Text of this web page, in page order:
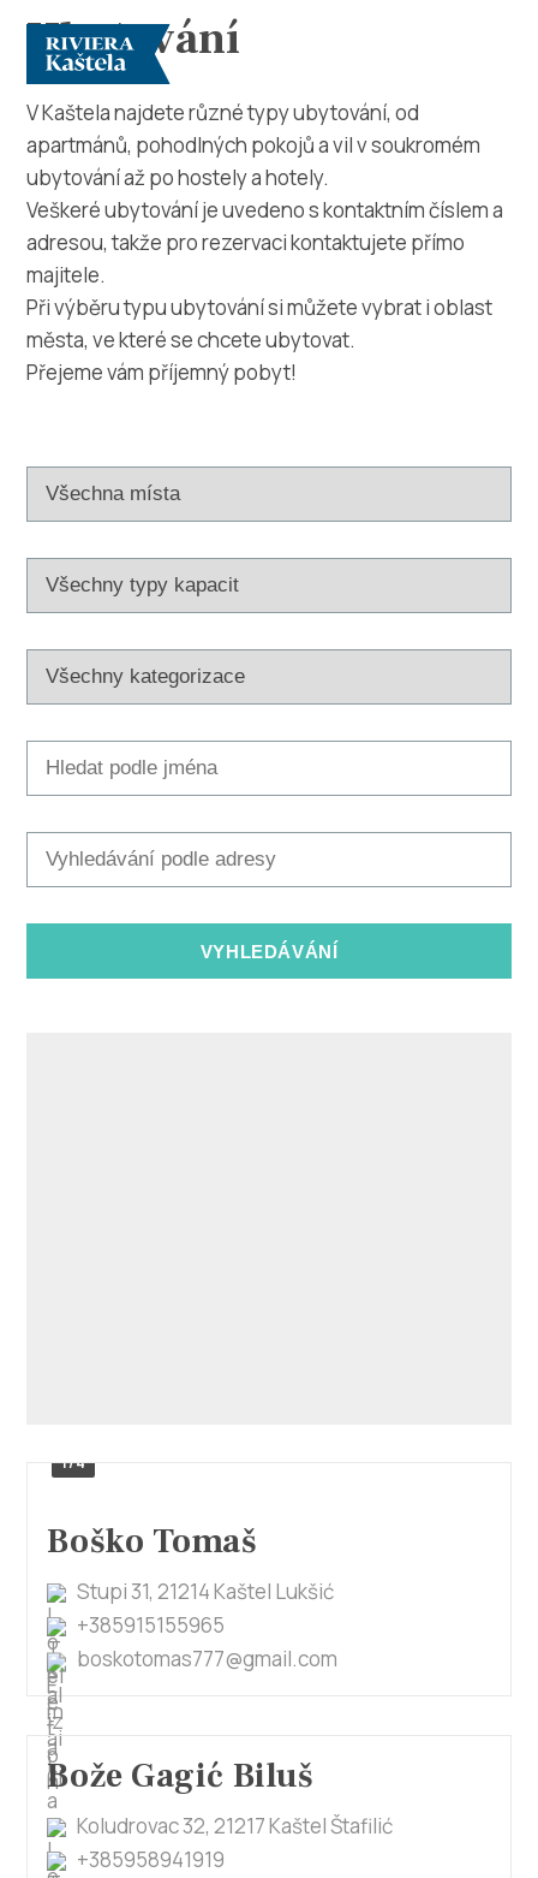
Prozkoumej
Destinace
Info
Safe in Dalmatia
cs
info@kastela-info.hr
Villa Nika, Kamberovo šetalište 30,
21216 Kaštel Stari, Hrvatska
Wskazówki
Ubytování
V Kaštela najdete různé typy ubytování, od
apartmánů, pohodlných pokojů a vil v soukromém
ubytování až po hostely a hotely.
Veškeré ubytování je uvedeno s kontaktním číslem a
adresou, takže pro rezervaci kontaktujete přímo
majitele.
Při výběru typu ubytování si můžete vybrat i oblast
města, ve které se chcete ubytovat.
Přejeme vám příjemný pobyt!
1/4
Boško Tomaš
Stupi 31, 21214 Kaštel Lukšić
+385915155965
boskotomas777@gmail.com
Bože Gagić Biluš
Koludrovac 32, 21217 Kaštel Štafilić
+385958941919